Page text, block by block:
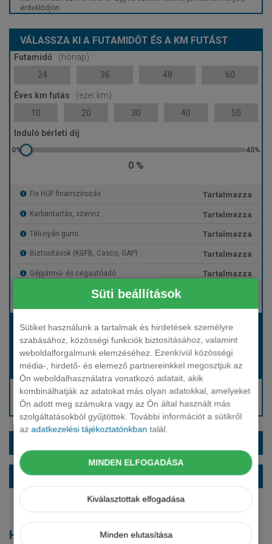
Süti beállítások
Sütiket használunk a tartalmak és hirdetések személyre
szabásához, közösségi funkciók biztosításához, valamint
weboldalforgalmunk elemzéséhez. Ezenkívül közösségi
média-, hirdető- és elemező partnereinkkel megosztjuk az
Ön weboldalhasználatra vonatkozó adatait, akik
kombinálhatják az adatokat más olyan adatokkal, amelyeket
Ön adott meg számukra vagy az Ön által használt más
szolgáltatásokból gyűjtöttek. További információt a sütikről
azadatkezelési tájékoztatónkban talál.
MINDEN ELFOGADÁSA
Kiválasztottak elfogadása
Minden elutasítása
érdeklődjön.
VÁLASSZA KI A FUTAMIDŐT ÉS A KM FUTÁST
Futamidő
(hónap)
24
36 48 60
Éves km futás
(ezer km)
10
20 30 40 50
Induló bérleti díj
0 %
Fix HUF finanszírozás Tartalmazza
Karbantartás, szerviz Tartalmazza
Téli-nyári gumi Tartalmazza
Biztosítások (KGFB, Casco, GAP) Tartalmazza
Gépjármű- és cégautóadó Tartalmazza
Európai assistance
Bérleti díj:
Hívjon bennünket!
Induló bérleti díj: Hívjon bennünket!
Hívjon: +36 1 888 0088
Kérjen visszahívást!
ALAPFELSZERELTSÉG
Hasonló modellek